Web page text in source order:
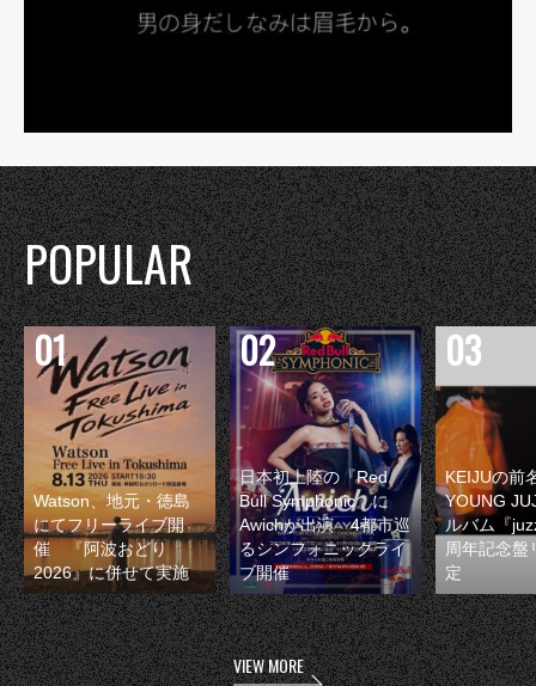
POPULAR
Watson、地元・徳島
にてフリーライブ開
催 『阿波おどり
2026』に併せて実施
日本初上陸の『Red
Bull Symphonic』に
Awichが出演 4都市巡
るシンフォニックライ
ブ開催
KEIJUの前
YOUNG
ルバム『
周年記念盤
定
VIEW MORE